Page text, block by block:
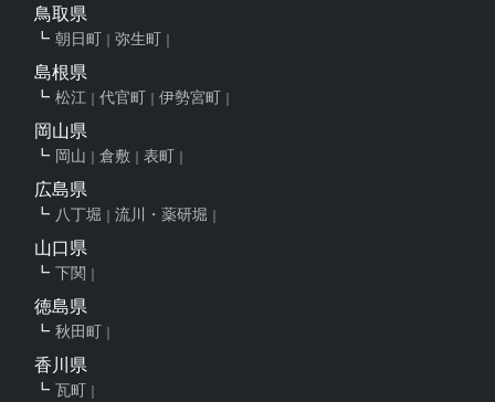
鳥取県
朝日町 弥生町
島根県
松江 代官町 伊勢宮町
岡山県
岡山 倉敷 表町
広島県
八丁堀 流川・薬研堀
山口県
下関
徳島県
秋田町
香川県
瓦町